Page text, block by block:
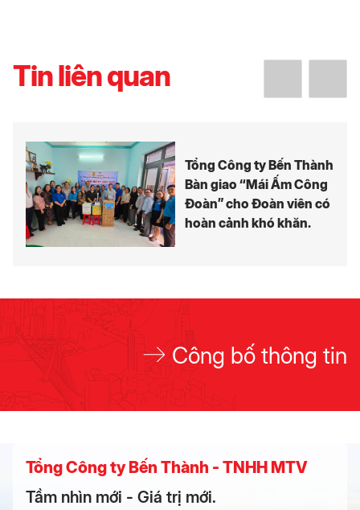
Tin liên quan
Tổng Công ty Bến Thành
Bàn giao “Mái Ấm Công
Đoàn” cho Đoàn viên có
hoàn cảnh khó khăn.
Công bố thông tin
Tổng Công ty Bến Thành - TNHH MTV
Tầm nhìn mới - Giá trị mới.